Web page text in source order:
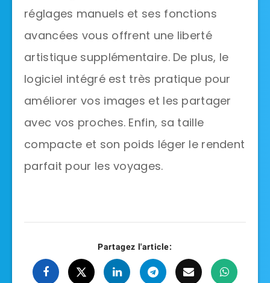
réglages manuels et ses fonctions
avancées vous offrent une liberté
artistique supplémentaire. De plus, le
logiciel intégré est très pratique pour
améliorer vos images et les partager
avec vos proches. Enfin, sa taille
compacte et son poids léger le rendent
parfait pour les voyages.
Partagez l'article: